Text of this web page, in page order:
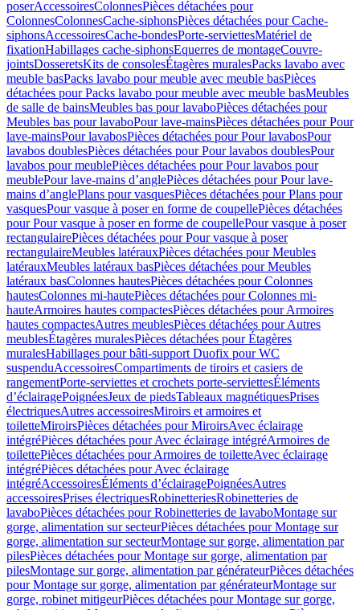
poserAccessoiresColonnesPièces détachées pour
ColonnesColonnesCache-siphonsPièces détachées pour Cache-
siphonsAccessoiresCache-bondesPorte-serviettesMatériel de
fixationHabillages cache-siphonsEquerres de montageCouvre-
jointsDosseretsKits de consolesÉtagères muralesPacks lavabo avec
meuble basPacks lavabo pour meuble avec meuble basPièces
détachées pour Packs lavabo pour meuble avec meuble basMeubles
de salle de bainsMeubles bas pour lavaboPièces détachées pour
Meubles bas pour lavaboPour lave-mainsPièces détachées pour Pour
lave-mainsPour lavabosPièces détachées pour Pour lavabosPour
lavabos doublesPièces détachées pour Pour lavabos doublesPour
lavabos pour meublePièces détachées pour Pour lavabos pour
meublePour lave-mains d’anglePièces détachées pour Pour lave-
mains d’anglePlans pour vasquesPièces détachées pour Plans pour
vasquesPour vasque à poser en forme de coupellePièces détachées
pour Pour vasque à poser en forme de coupellePour vasque à poser
rectangulairePièces détachées pour Pour vasque à poser
rectangulaireMeubles latérauxPièces détachées pour Meubles
latérauxMeubles latéraux basPièces détachées pour Meubles
latéraux basColonnes hautesPièces détachées pour Colonnes
hautesColonnes mi-hautePièces détachées pour Colonnes mi-
hauteArmoires hautes compactesPièces détachées pour Armoires
hautes compactesAutres meublesPièces détachées pour Autres
meublesÉtagères muralesPièces détachées pour Étagères
muralesHabillages pour bâti-support Duofix pour WC
suspenduAccessoiresCompartiments de tiroirs et casiers de
rangementPorte-serviettes et crochets porte-serviettesÉléments
d’éclairagePoignéesJeux de piedsTableaux magnétiquesPrises
électriquesAutres accessoiresMiroirs et armoires et
toiletteMiroirsPièces détachées pour MiroirsAvec éclairage
intégréPièces détachées pour Avec éclairage intégréArmoires de
toilettePièces détachées pour Armoires de toiletteAvec éclairage
intégréPièces détachées pour Avec éclairage
intégréAccessoiresÉléments d’éclairagePoignéesAutres
accessoiresPrises électriquesRobinetteriesRobinetteries de
lavaboPièces détachées pour Robinetteries de lavaboMontage sur
gorge, alimentation sur secteurPièces détachées pour Montage sur
gorge, alimentation sur secteurMontage sur gorge, alimentation par
pilesPièces détachées pour Montage sur gorge, alimentation par
pilesMontage sur gorge, alimentation par générateurPièces détachées
pour Montage sur gorge, alimentation par générateurMontage sur
gorge, robinet mitigeurPièces détachées pour Montage sur gorge,